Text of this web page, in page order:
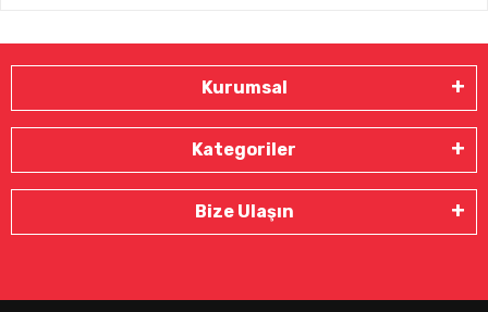
Kurumsal
Kategoriler
Bize Ulaşın